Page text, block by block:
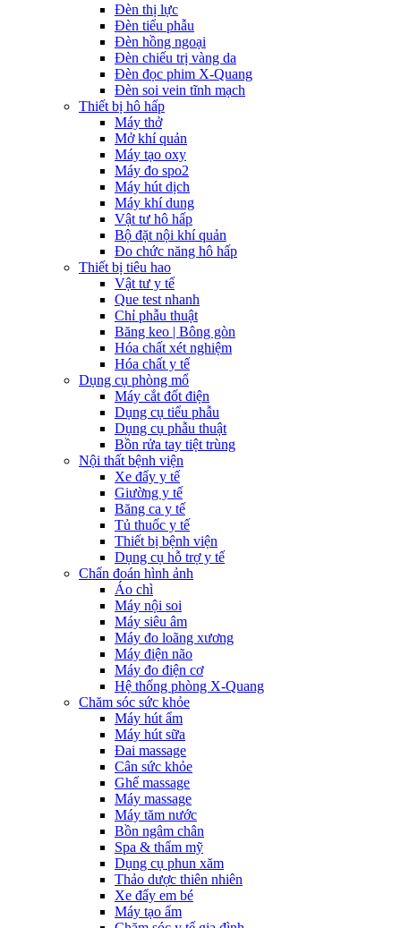
Đèn thị lực
Đèn tiểu phẫu
Đèn hồng ngoại
Đèn chiếu trị vàng da
Đèn đọc phim X-Quang
Đèn soi vein tĩnh mạch
Thiết bị hô hấp
Máy thở
Mở khí quản
Máy tạo oxy
Máy đo spo2
Máy hút dịch
Máy khí dung
Vật tư hô hấp
Bộ đặt nội khí quản
Đo chức năng hô hấp
Thiết bị tiêu hao
Vật tư y tế
Que test nhanh
Chỉ phẫu thuật
Băng keo | Bông gòn
Hóa chất xét nghiệm
Hóa chất y tế
Dụng cụ phòng mổ
Máy cắt đốt điện
Dụng cụ tiểu phẫu
Dụng cụ phẫu thuật
Bồn rửa tay tiệt trùng
Nội thất bệnh viện
Xe đẩy y tế
Giường y tế
Băng ca y tế
Tủ thuốc y tế
Thiết bị bệnh viện
Dụng cụ hỗ trợ y tế
Chẩn đoán hình ảnh
Áo chì
Máy nội soi
Máy siêu âm
Máy đo loãng xương
Máy điện não
Máy đo điện cơ
Hệ thống phòng X-Quang
Chăm sóc sức khỏe
Máy hút ẩm
Máy hút sữa
Đai massage
Cân sức khỏe
Ghế massage
Máy massage
Máy tăm nước
Bồn ngâm chân
Spa & thẩm mỹ
Dụng cụ phun xăm
Thảo dược thiên nhiên
Xe đẩy em bé
Máy tạo ẩm